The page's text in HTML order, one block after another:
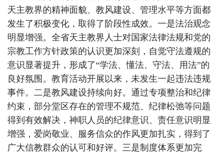
天主教界的精神面貌、教风建设、管理水平等方面都
发生了积极变化，取得了阶段性成效。一是法治观念
明显增强。全省天主教界人士对国家法律法规和党的
宗教工作方针政策的认识更加深刻，自觉守法遵规的
意识显著提升，形成了“学法、懂法、守法、用法”的
良好氛围。教育活动开展以来，未发生一起违法违规
事件。二是教风建设持续向好。通过专项整治和纪律
约束，部分堂区存在的管理不规范、纪律松弛等问题
得到有效解决，神职人员的纪律意识、责任意识明显
增强，爱岗敬业、服务信众的作风更加扎实，得到了
广大信教群众的认可和好评。三是制度体系更加完